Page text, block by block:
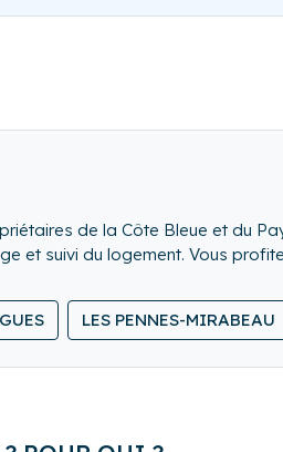
de la Côte Bleue et du
ménage et suivi du logement.
LES PENNES-MIRABEAU